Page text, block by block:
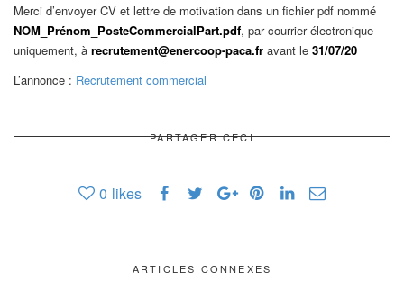
Merci d’envoyer CV et lettre de motivation dans un fichier pdf nommé
NOM_Prénom_PosteCommercialPart.pdf, par courrier électronique
uniquement, à recrutement@enercoop-paca.fr avant le 31/07/20
L’annonce : Recrutement commercial
PARTAGER CECI
0 likes
ARTICLES CONNEXES